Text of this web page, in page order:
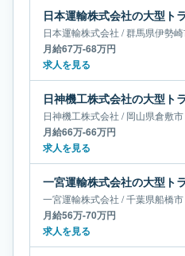
日本運輸株式会社 /群馬県伊勢
月給67万-68万円
求人を見る
日神機工株式会社 /岡山県倉敷市
月給66万-66万円
求人を見る
一宮運輸株式会社 /千葉県船橋市
月給56万-70万円
求人を見る